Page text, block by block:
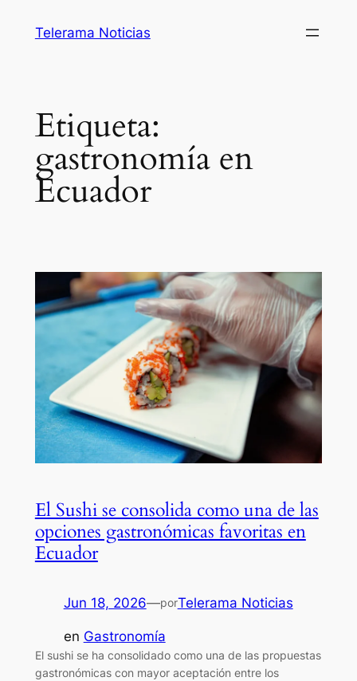
Telerama Noticias
Etiqueta:
gastronomía en
Ecuador
El Sushi se consolida como una de las
opciones gastronómicas favoritas en
Ecuador
Jun 18, 2026—porTelerama Noticias
en Gastronomía
El sushi se ha consolidado como una de las propuestas
gastronómicas con mayor aceptación entre los